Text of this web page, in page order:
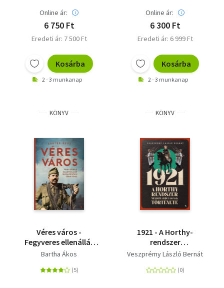
Online ár:
6 750 Ft
Eredeti ár: 7 500 Ft
Kosárba
2 - 3 munkanap
Online ár:
6 300 Ft
Eredeti ár: 6 999 Ft
Kosárba
2 - 3 munkanap
KÖNYV
Véres város -
Fegyveres ellenállás
Budapesten, 1944-
Bartha Ákos
KÖNYV
1921 - A Horthy-
rendszer
megszilárdulásának
Veszprémy László Bernát